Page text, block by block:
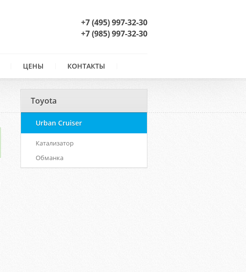
+7 (495) 997-32-30
+7 (985) 997-32-30
ЦЕНЫ КОНТАКТЫ
Toyota
Urban Cruiser
Катализатор
Обманка